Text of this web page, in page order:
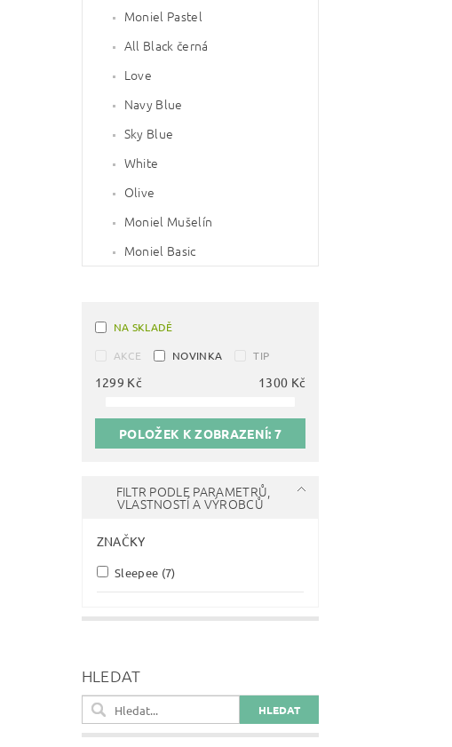
Moniel Pastel
All Black černá
Love
Navy Blue
Sky Blue
White
Olive
Moniel Mušelín
Moniel Basic
NA SKLADĚ
AKCE
NOVINKA TIP
1299 Kč 1300 Kč
POLOŽEK K ZOBRAZENÍ: 7
FILTR PODLE PARAMETRŮ,
VLASTNOSTÍ A VÝROBCŮ
ZNAČKY
Sleepee (7)
HLEDAT